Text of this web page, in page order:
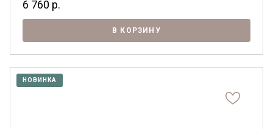
6 760 р.
В КОРЗИНУ
НОВИНКА